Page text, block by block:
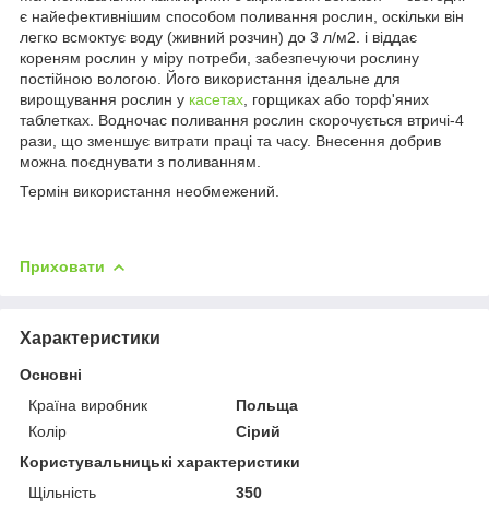
є найефективнішим способом поливання рослин, оскільки він
легко всмоктує воду (живний розчин) до 3 л/м2. і віддає
кореням рослин у міру потреби, забезпечуючи рослину
постійною вологою. Його використання ідеальне для
вирощування рослин у касетах , горщиках або торф'яних
таблетках. Водночас поливання рослин скорочується втричі-4
рази, що зменшує витрати праці та часу. Внесення добрив
можна поєднувати з поливанням.
Термін використання необмежений.
Приховати
Характеристики
Основні
Країна виробник
Польща
Колір
Сірий
Користувальницькі характеристики
Щільність
350